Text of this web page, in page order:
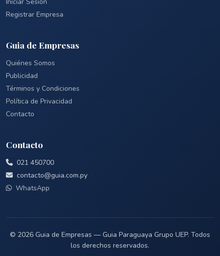
Registrar Empresa
Guia de Empresas
Quiénes Somos
Publicidad
Términos y Condiciones
Política de Privacidad
Contacto
Contacto
021 450700
contacto@guia.com.py
WhatsApp
© 2026 Guia de Empresas — Guia Paraguaya Grupo UEP. Todos
los derechos reservados.